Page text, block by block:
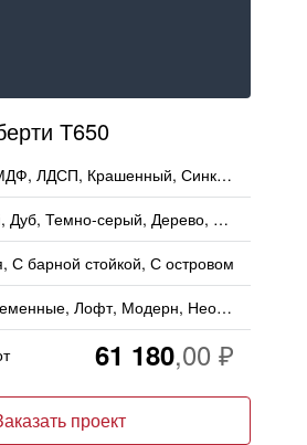
Т650
МДФ, ЛДСП, Крашенный, Синкрон, ДСП, Эмаль, Пластик
Белый, Дуб, Темно-серый, Дерево, Серый, Под бетон
С барной стойкой, С островом
Современные, Лофт, Модерн, Неоклассика, Хай-тек
61 180
проект